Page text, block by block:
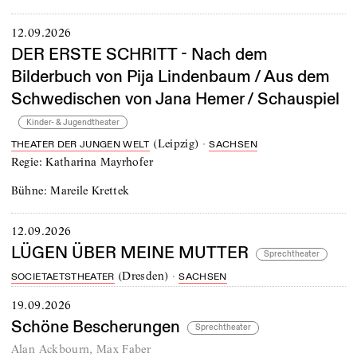
12.09.2026
DER ERSTE SCHRITT - Nach dem
Bilderbuch von Pija Lindenbaum / Aus dem
Schwedischen von Jana Hemer / Schauspiel
Kinder- & Jugendtheater
THEATER DER JUNGEN WELT(Leipzig) ·SACHSEN
Regie:Katharina Mayrhofer
Bühne:Mareile Krettek
12.09.2026
LÜGEN ÜBER MEINE MUTTER Sprechtheater
SOCIETAETSTHEATER (Dresden) ·SACHSEN
19.09.2026
Schöne Bescherungen Sprechtheater
Alan Ackbourn,Max Faber